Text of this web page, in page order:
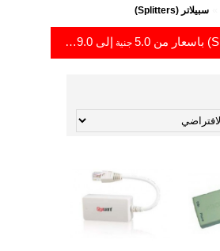
سبيلاتر (Splitters)
جنية إلى 79.0 جنية